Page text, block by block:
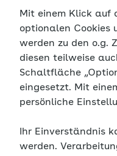
Mit einem Klick auf
optionalen Cookies
werden zu den o.g.
diesen teilweise
Schaltfläche
eingesetzt. Mit
persönliche
Ihr Einverständnis
werden.